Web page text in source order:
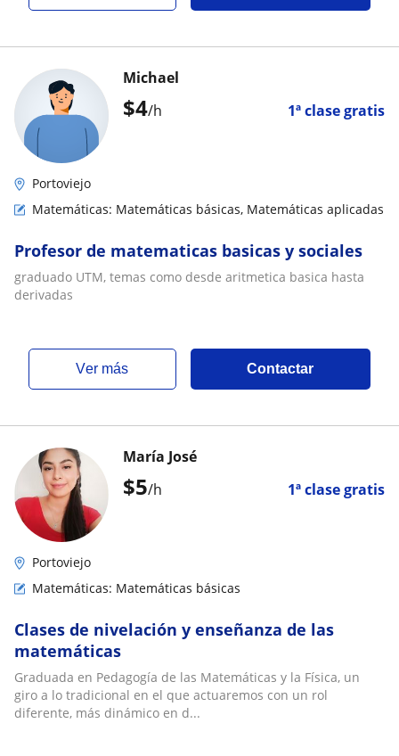
$4/h 1ª clase gratis
Michael
Portoviejo
Matemáticas: Matemáticas básicas, Matemáticas aplicadas
Profesor de matematicas basicas y sociales
graduado UTM, temas como desde aritmetica basica hasta
derivadas
ver más Contactar
$5/h 1ª clase gratis
María José
Portoviejo
Matemáticas: Matemáticas básicas
Clases de nivelación y enseñanza de las
matemáticas
Graduada en Pedagogía de las Matemáticas y la Física, un
giro a lo tradicional en el que actuaremos con un rol
diferente, más dinámico en d...